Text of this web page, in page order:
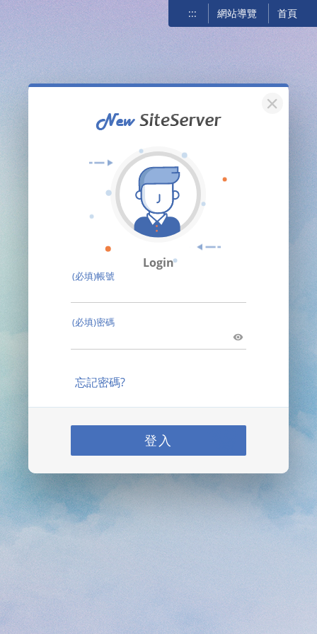
::: 網站導覽 首頁
關閉
Login
(必填)帳號
(必填)密碼
忘記密碼?
登入